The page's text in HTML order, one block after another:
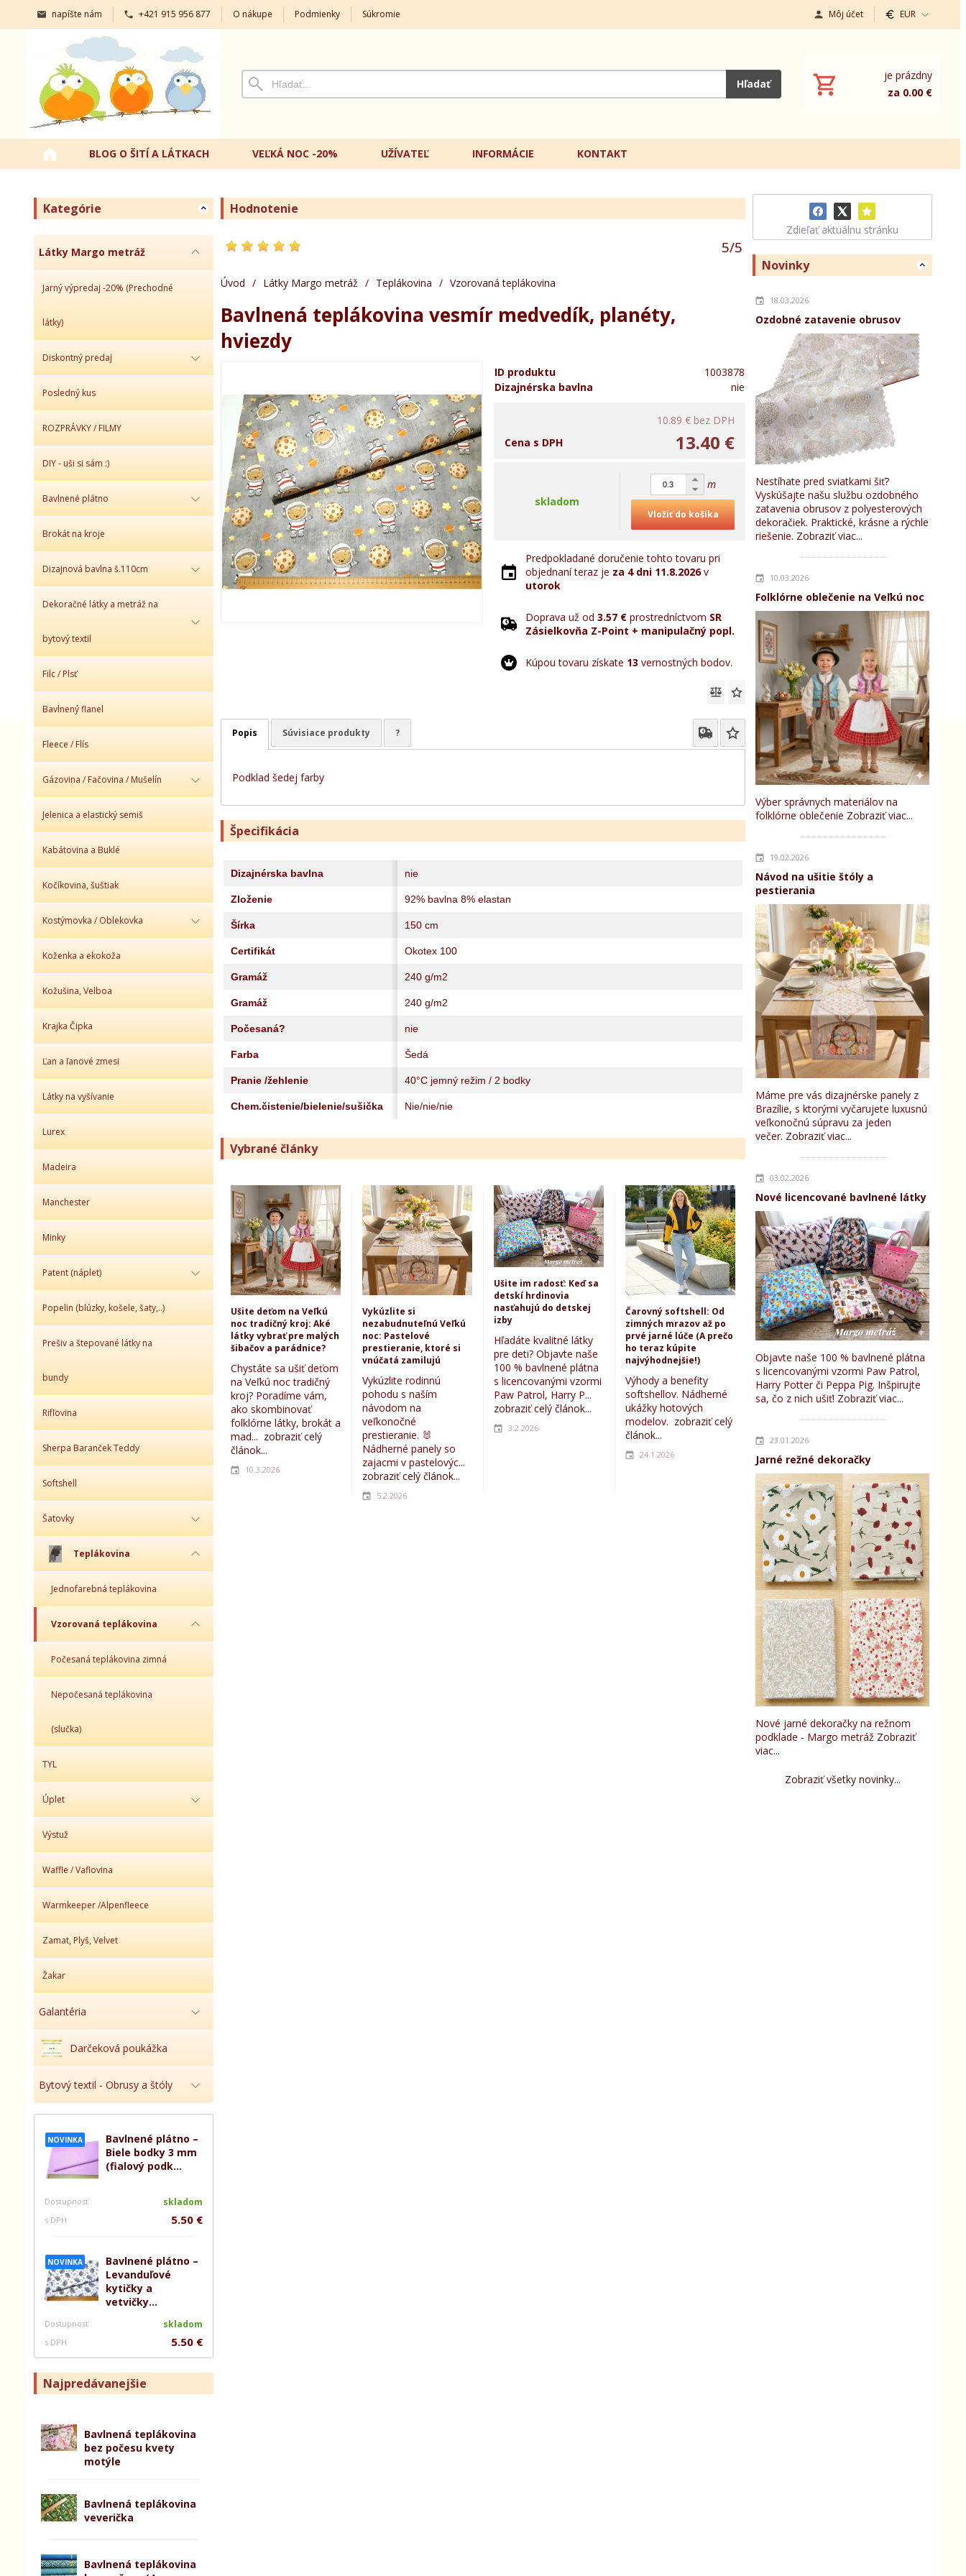
napíšte nám +421 915 956 877 O nákupe Podmienky Súkromie Môj účet EUR
Hľadať
je prázdny
za 0.00 €
BLOG O ŠITÍ A LÁTKACH VEĽKÁ NOC -20% UŽÍVATEĽ INFORMÁCIE KONTAKT
Kategórie
Látky Margo metráž
Jarný výpredaj -20% (Prechodné
látky)
Diskontný predaj
Posledný kus
ROZPRÁVKY / FILMY
DIY - uši si sám :)
Bavlnené plátno
Brokát na kroje
Dizajnová bavlna š.110cm
Dekoračné látky a metráž na
bytový textil
Filc / Plsť
Bavlnený flanel
Fleece / Flís
Gázovina / Fačovina / Mušelín
Jelenica a elastický semiš
Kabátovina a Buklé
Kočíkovina, šuštiak
Kostýmovka / Oblekovka
Koženka a ekokoža
Kožušina, Velboa
Krajka Čipka
Ľan a ľanové zmesi
Látky na vyšívanie
Lurex
Madeira
Manchester
Minky
Patent (náplet)
Popelin (blúzky, košele, šaty,..)
Prešiv a štepované látky na
bundy
Rifľovina
Sherpa Baranček Teddy
Softshell
Šatovky
Teplákovina
Jednofarebná teplákovina
Vzorovaná teplákovina
Počesaná teplákovina zimná
Nepočesaná teplákovina
(slučka)
TYL
Úplet
Výstuž
Waffle / Vaflovina
Warmkeeper /Alpenfleece
Zamat, Plyš, Velvet
Žakar
Galantéria
Darčeková poukážka
Bytový textil - Obrusy a štóly
NOVINKA
Bavlnené plátno –
Biele bodky 3 mm
(fialový podk...
Dostupnosť skladom
s DPH 5.50 €
NOVINKA
Bavlnené plátno –
Levanduľové
kytičky a
vetvičky...
Dostupnosť skladom
s DPH 5.50 €
Najpredávanejšie
Bavlnená teplákovina
bez počesu kvety
motýle
Bavlnená teplákovina
veverička
Bavlnená teplákovina
Zdieľať aktuálnu stránku
Novinky
18.03.2026
Ozdobné zatavenie obrusov
Nestíhate pred sviatkami šiť?
Vyskúšajte našu službu ozdobného
zatavenia obrusov z polyesterových
dekoračiek. Praktické, krásne a rýchle
riešenie. Zobraziť viac...
10.03.2026
Folklórne oblečenie na Veľkú noc
Výber správnych materiálov na
folklórne oblečenie Zobraziť viac...
19.02.2026
Návod na ušitie štóly a
pestierania
Máme pre vás dizajnérske panely z
Brazílie, s ktorými vyčarujete luxusnú
veľkonočnú súpravu za jeden
večer. Zobraziť viac...
03.02.2026
Nové licencované bavlnené látky
Objavte naše 100 % bavlnené plátna
s licencovanými vzormi Paw Patrol,
Harry Potter či Peppa Pig. Inšpirujte
sa, čo z nich ušiť! Zobraziť viac...
23.01.2026
Jarné režné dekoračky
Nové jarné dekoračky na režnom
podklade - Margo metráž Zobraziť
viac...
Zobraziť všetky novinky...
Hodnotenie
5/5
Úvod / Látky Margo metráž / Teplákovina / Vzorovaná teplákovina
Bavlnená teplákovina vesmír medvedík, planéty,
hviezdy
ID produktu
1003878
Dizajnérska bavlna
nie
10.89 € bez DPH
13.40 €
Cena s DPH
skladom
m
Vložiť do košíka
Predpokladané doručenie tohto tovaru pri
objednaní teraz je za 4 dni 11.8.2026v
utorok
Doprava už od 3.57 € prostredníctvom SR
Zásielkovňa Z-Point + manipulačný popl.
Kúpou tovaru získate 13 vernostných bodov.
Popis Súvisiace produkty ?
Podklad šedej farby
Špecifikácia
Dizajnérska bavlna nie
Zloženie 92% bavlna 8% elastan
Šírka 150 cm
Certifikát Okotex 100
Gramáž 240 g/m2
Gramáž 240 g/m2
Počesaná? nie
Farba Šedá
Pranie /žehlenie 40°C jemný režim / 2 bodky
Chem.čistenie/bielenie/sušička Nie/nie/nie
Vybrané články
Ušite deťom na Veľkú
noc tradičný kroj: Aké
látky vybrať pre malých
šibačov a parádnice?
Chystáte sa ušiť deťom
na Veľkú noc tradičný
kroj? Poradíme vám,
ako skombinovať
folklórne látky, brokát a
mad... zobraziť celý
článok...
10.3.2026
Vykúzlite si
nezabudnuteľnú Veľkú
noc: Pastelové
prestieranie, ktoré si
vnúčatá zamilujú
Vykúzlite rodinnú
pohodu s naším
návodom na
veľkonočné
prestieranie. 🐰
Nádherné panely so
zajacmi v pastelovýc...
zobraziť celý článok...
5.2.2026
Ušite im radosť: Keď sa
detskí hrdinovia
nasťahujú do detskej
izby
Hľadáte kvalitné látky
pre deti? Objavte naše
100 % bavlnené plátna
s licencovanými vzormi
Paw Patrol, Harry P...
zobraziť celý článok...
3.2.2026
Čarovný softshell: Od
zimných mrazov až po
prvé jarné lúče (A prečo
ho teraz kúpite
najvýhodnejšie!)
Výhody a benefity
softshellov. Nádherné
ukážky hotových
modelov. zobraziť celý
článok...
24.1.2026